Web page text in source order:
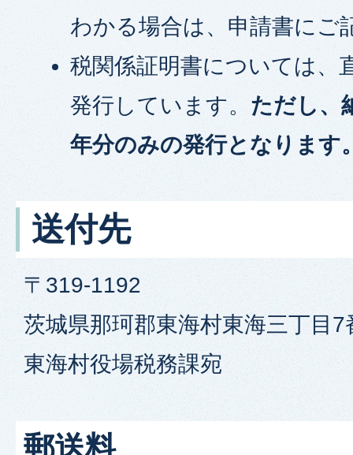
わかる場合は、申請書にご
税関係証明書については、
発行しています。 ただし、
年分のみの発行となります
送付先
〒319-1192
茨城県那珂郡東海村東海三丁目7
東海村役場税務課宛
郵送料